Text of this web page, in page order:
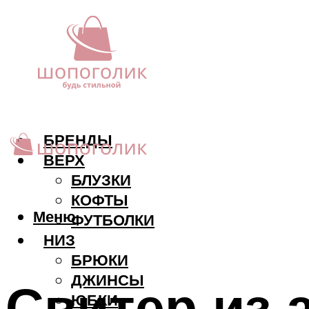
БРЕНДЫ
ВЕРХ
БЛУЗКИ
КОФТЫ
ФУТБОЛКИ
НИЗ
БРЮКИ
ДЖИНСЫ
ЮБКИ
Меню